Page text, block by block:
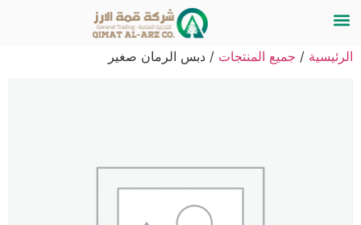
الرئيسية / جميع المنتجات / دبس الرمان صغير